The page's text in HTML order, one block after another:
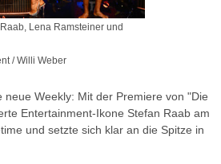
Lena Ramsteiner und
/ Willi Weber
neue Weekly: Mit der Premiere von "Die
Entertainment-Ikone Stefan Raab am
und setzte sich klar an die Spitze in